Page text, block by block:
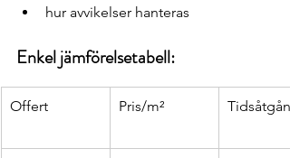
hur avvikelser hanteras
Enkel jämförelsetabell:
Offert Pris/m²